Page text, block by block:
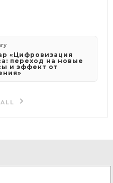
«Цифровизация
переход на новые
и эффект от